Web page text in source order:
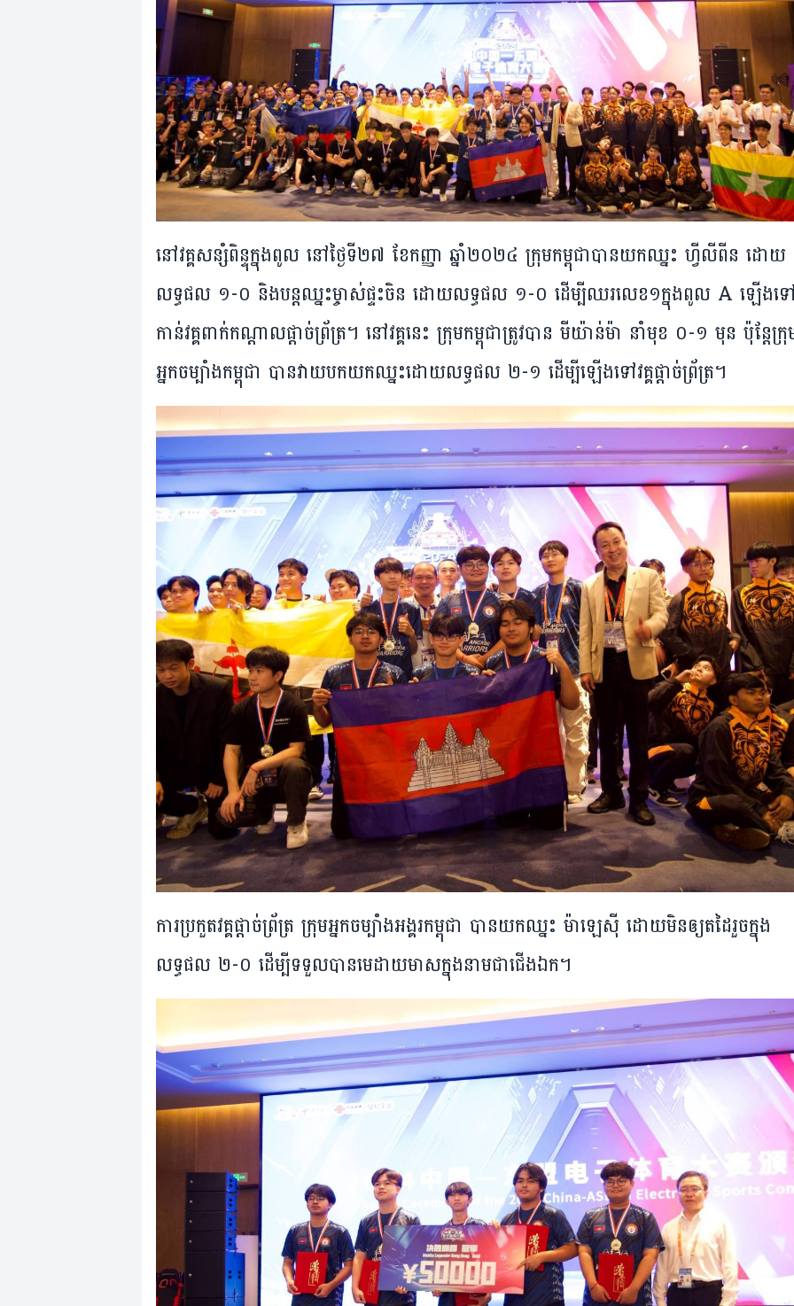
នៅ​វគ្គ​សន្សំពិន្ទុ​ក្នុង​ពូល នៅ​ថ្ងៃ​ទី​២៧ ខែ​កញ្ញា ឆ្នាំ​២០២៤ ក្រុម​កម្ពុជា​បាន​យក​ឈ្នះ​ ហ្វីលីពីន ​ដោយ​
លទ្ធផល ១-០ និង​បន្ត​ឈ្នះ​ម្ចាស់​ផ្ទះ​ចិន ដោយ​លទ្ធផល ១-០ ដើម្បី​ឈរ​លេខ​១​ក្នុង​ពូល A ឡើង​ទ
កាន់​វគ្គ​ពាក់​កណ្តាល​ផ្តាច់​ព្រ័ត្រ។ នៅ​វគ្គ​នេះ ក្រុម​កម្ពុជា​​ត្រូវ​បាន​ មីយ៉ាន់ម៉ា នាំ​មុខ ០-១ មុន​ ប៉ុន្តែ​ក្
អ្នក​ចម្បាំង​កម្ពុជា បាន​វាយ​បក​យក​ឈ្នះ​ដោយ​លទ្ធផល ២-១ ដើម្បី​ឡើង​ទៅ​វគ្គ​ផ្តាច់​ព្រ័ត្រ។
ការ​ប្រកួត​​វគ្គ​ផ្តាច់​ព្រ័ត្រ ក្រុម​អ្នក​ចម្បាំង​អង្គរ​កម្ពុជា បាន​យក​ឈ្នះ ម៉ាឡេស៊ី ដោយមិន​ឲ្យ​តដៃ​រួច​ក្នុង​
លទ្ធផល ២-០ ដើម្បី​ទទួល​បាន​មេដាយ​មាស​ក្នុង​នាម​ជា​ជើង​ឯក។